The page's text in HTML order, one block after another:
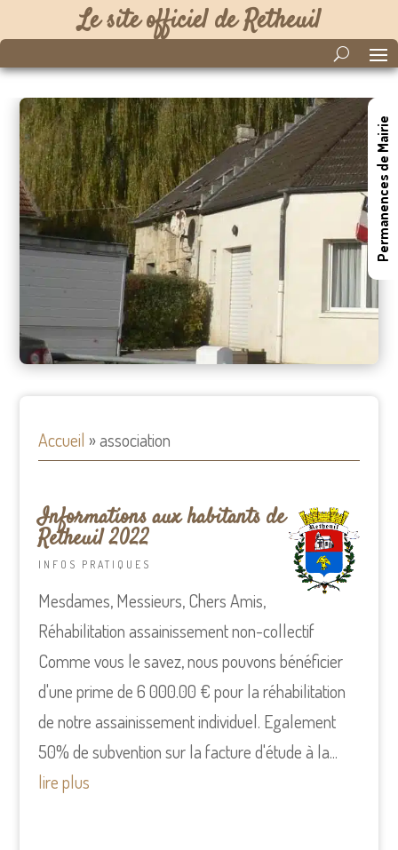
Le site officiel de Retheuil
Permanences de Mairie
Accueil »association
Informations aux habitants de
Retheuil 2022
INFOS PRATIQUES
Mesdames, Messieurs, Chers Amis,
Réhabilitation assainissement non-collectif
Comme vous le savez, nous pouvons bénéficier
d'une prime de 6 000.00 € pour la réhabilitation
de notre assainissement individuel. Egalement
50% de subvention sur la facture d'étude à la...
lire plus